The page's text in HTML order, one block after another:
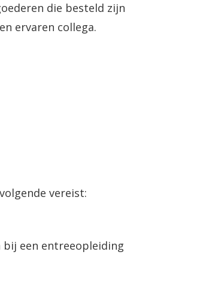
die besteld zijn
ervaren collega.
vereist:
bij een entreeopleiding